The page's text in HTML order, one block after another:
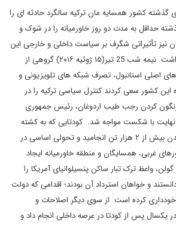
گذشته کشور همسایه مان ترکیه سالگرد حادثه ای را
حداقل به مدت دو روز خاورمیانه را در شوک و
نیز تأثیراتی شگرف بر سیاست داخلی و خارجی این
کشور اوراسیایی بر جای گذاشت. نیمه شب 25 تیر(۱۵ ژوئیه ۲۰۱۶) گروهی از
اصلی استانبول، تصرف شبکه های تلویزیونی و
این کشور سعی کردند کنترل سیاسی ترکیه را در
کردن رجب طیب اردوغان، رئیس جمهوری
نهایت با شکست مواجه شد. کودتایی که به کشته
شدن ۲۴۹ نفر و مجروح شدن بیش از ۲ هزار تن انجامید و تحولی اساسی در
غربی، همسایگان و منطقه خاورمیانه ایجاد
واعظ ترک تبار ساکن پنسیلوانیای آمریکا را
و خواهان استرداد آن بودند؛ اقدامی که دولت
خودداری کرده است. از سوی دیگر اصلاحات و
یکسال پس از کودتا در عرصه داخلی انجام داد و